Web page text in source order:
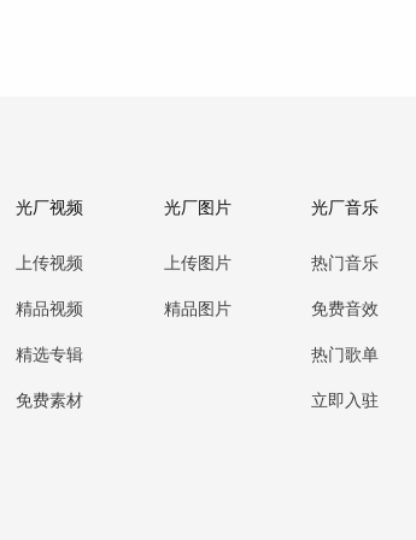
光厂视频
上传视频
精品视频
精选专辑
免费素材
光厂图片
上传图片
精品图片
光厂音乐
热门音乐
免费音效
热门歌单
立即入驻